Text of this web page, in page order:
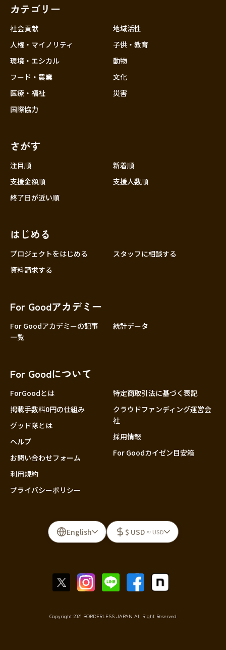
カテゴリー
社会貢献
人権・マイノリティ
環境・エシカル
フード・農業
医療・福祉
国際協力
地域活性
子供・教育
動物
文化
災害
さがす
注目順
新着順
支援金額順
支援人数順
終了日が近い順
はじめる
プロジェクトをはじめる
スタッフに相談する
資料請求する
For Goodアカデミー
For Goodアカデミーの記事
一覧
統計データ
For Goodについて
ForGoodとは
掲載手数料0円の仕組み
グッド隊とは
ヘルプ
お問い合わせフォーム
利用規約
プライバシーポリシー
特定商取引法に基づく表記
クラウドファンディング運営会
社
採用情報
For Goodカイゼン目安箱
English $ USD ≈ USD
Copyright 2021 BORDERLESS JAPAN All Right Reserved